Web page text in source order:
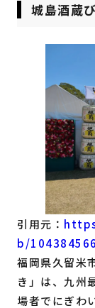
城島酒蔵
引用元：
b/
福岡県久留米
き」は、九州
場者でにぎわ